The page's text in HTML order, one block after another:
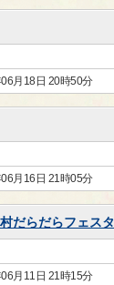
月18日 20時50分
月16日 21時05分
だらだらフェスタ
月11日 21時15分